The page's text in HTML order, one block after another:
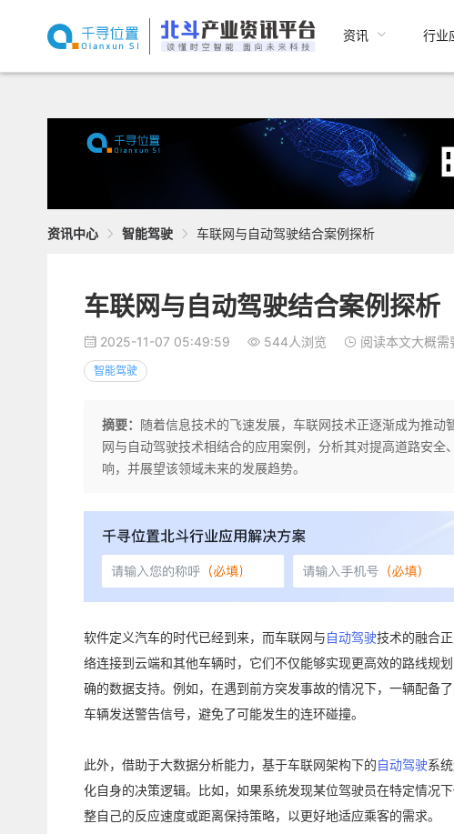
资讯 行业
资讯中心 智能驾驶 车联网与自动驾驶结合案例探析
车联网与自动驾驶结合案例探析
2025-11-07 05:49:59 544人浏览 阅读本文大概需
智能驾驶
摘要： 随着信息技术的飞速发展，车联网技术正逐渐成为推
网与自动驾驶技术相结合的应用案例，分析其对提高道路安
响，并展望该领域未来的发展趋势。
软件定义汽车的时代已经到来，而车联网与自动驾驶技术的融合
络连接到云端和其他车辆时，它们不仅能够实现更高效的路线规
确的数据支持。例如，在遇到前方突发事故的情况下，一辆配备
车辆发送警告信号，避免了可能发生的连环碰撞。
此外，借助于大数据分析能力，基于车联网架构下的自动驾驶系
化自身的决策逻辑。比如，如果系统发现某位驾驶员在特定情况
整自己的反应速度或距离保持策略，以更好地适应乘客的需求。